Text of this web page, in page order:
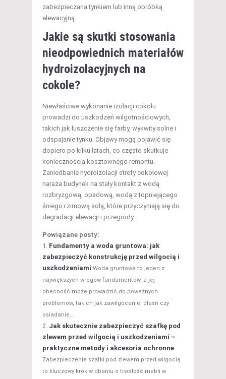
zabezpieczana tynkiem lub inną obróbką
elewacyjną.
Jakie są skutki stosowania
nieodpowiednich materiałów
hydroizolacyjnych na
cokole?
Niewłaściwe wykonanie izolacji cokołu
prowadzi do uszkodzeń wilgotnościowych,
takich jak łuszczenie się farby, wykwity solne i
odspajanie tynku. Objawy mogą pojawić się
dopiero po kilku latach, co często skutkuje
koniecznością kosztownego remontu.
Zaniedbanie hydroizolacji strefy cokołowej
naraża budynek na stały kontakt z wodą
rozbryzgową, opadową, wodą z topniejącego
śniegu i zimową solą, które przyczyniają się do
degradacji elewacji i przegrody.
Powiązane posty:
Fundamenty a woda gruntowa: jak
zabezpieczyć konstrukcję przed wilgocią i
uszkodzeniami Woda gruntowa to jeden z
największych wrogów fundamentów, a jej
obecność może prowadzić do poważnych
problemów, takich jak zawilgocenie, pleśń czy
osiadanie...
Jak skutecznie zabezpieczyć szafkę pod
zlewem przed wilgocią i uszkodzeniami –
praktyczne metody i akcesoria ochronne
Zabezpieczenie szafki pod zlewem przed wilgocią
to kluczowy krok w dbaniu o trwałość mebli w